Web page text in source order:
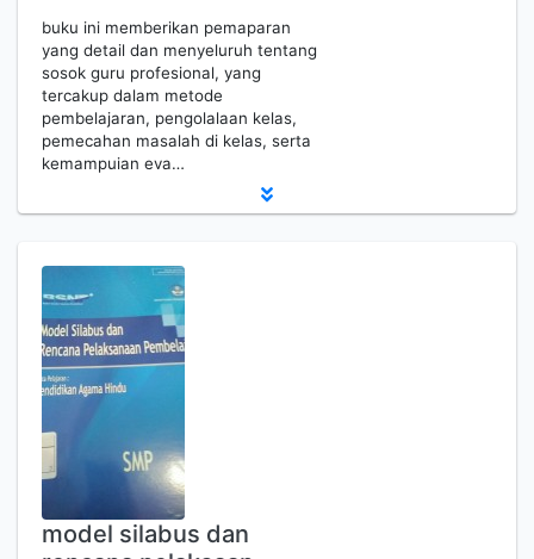
buku ini memberikan pemaparan
yang detail dan menyeluruh tentang
sosok guru profesional, yang
tercakup dalam metode
pembelajaran, pengolalaan kelas,
pemecahan masalah di kelas, serta
kemampuian eva…
model silabus dan